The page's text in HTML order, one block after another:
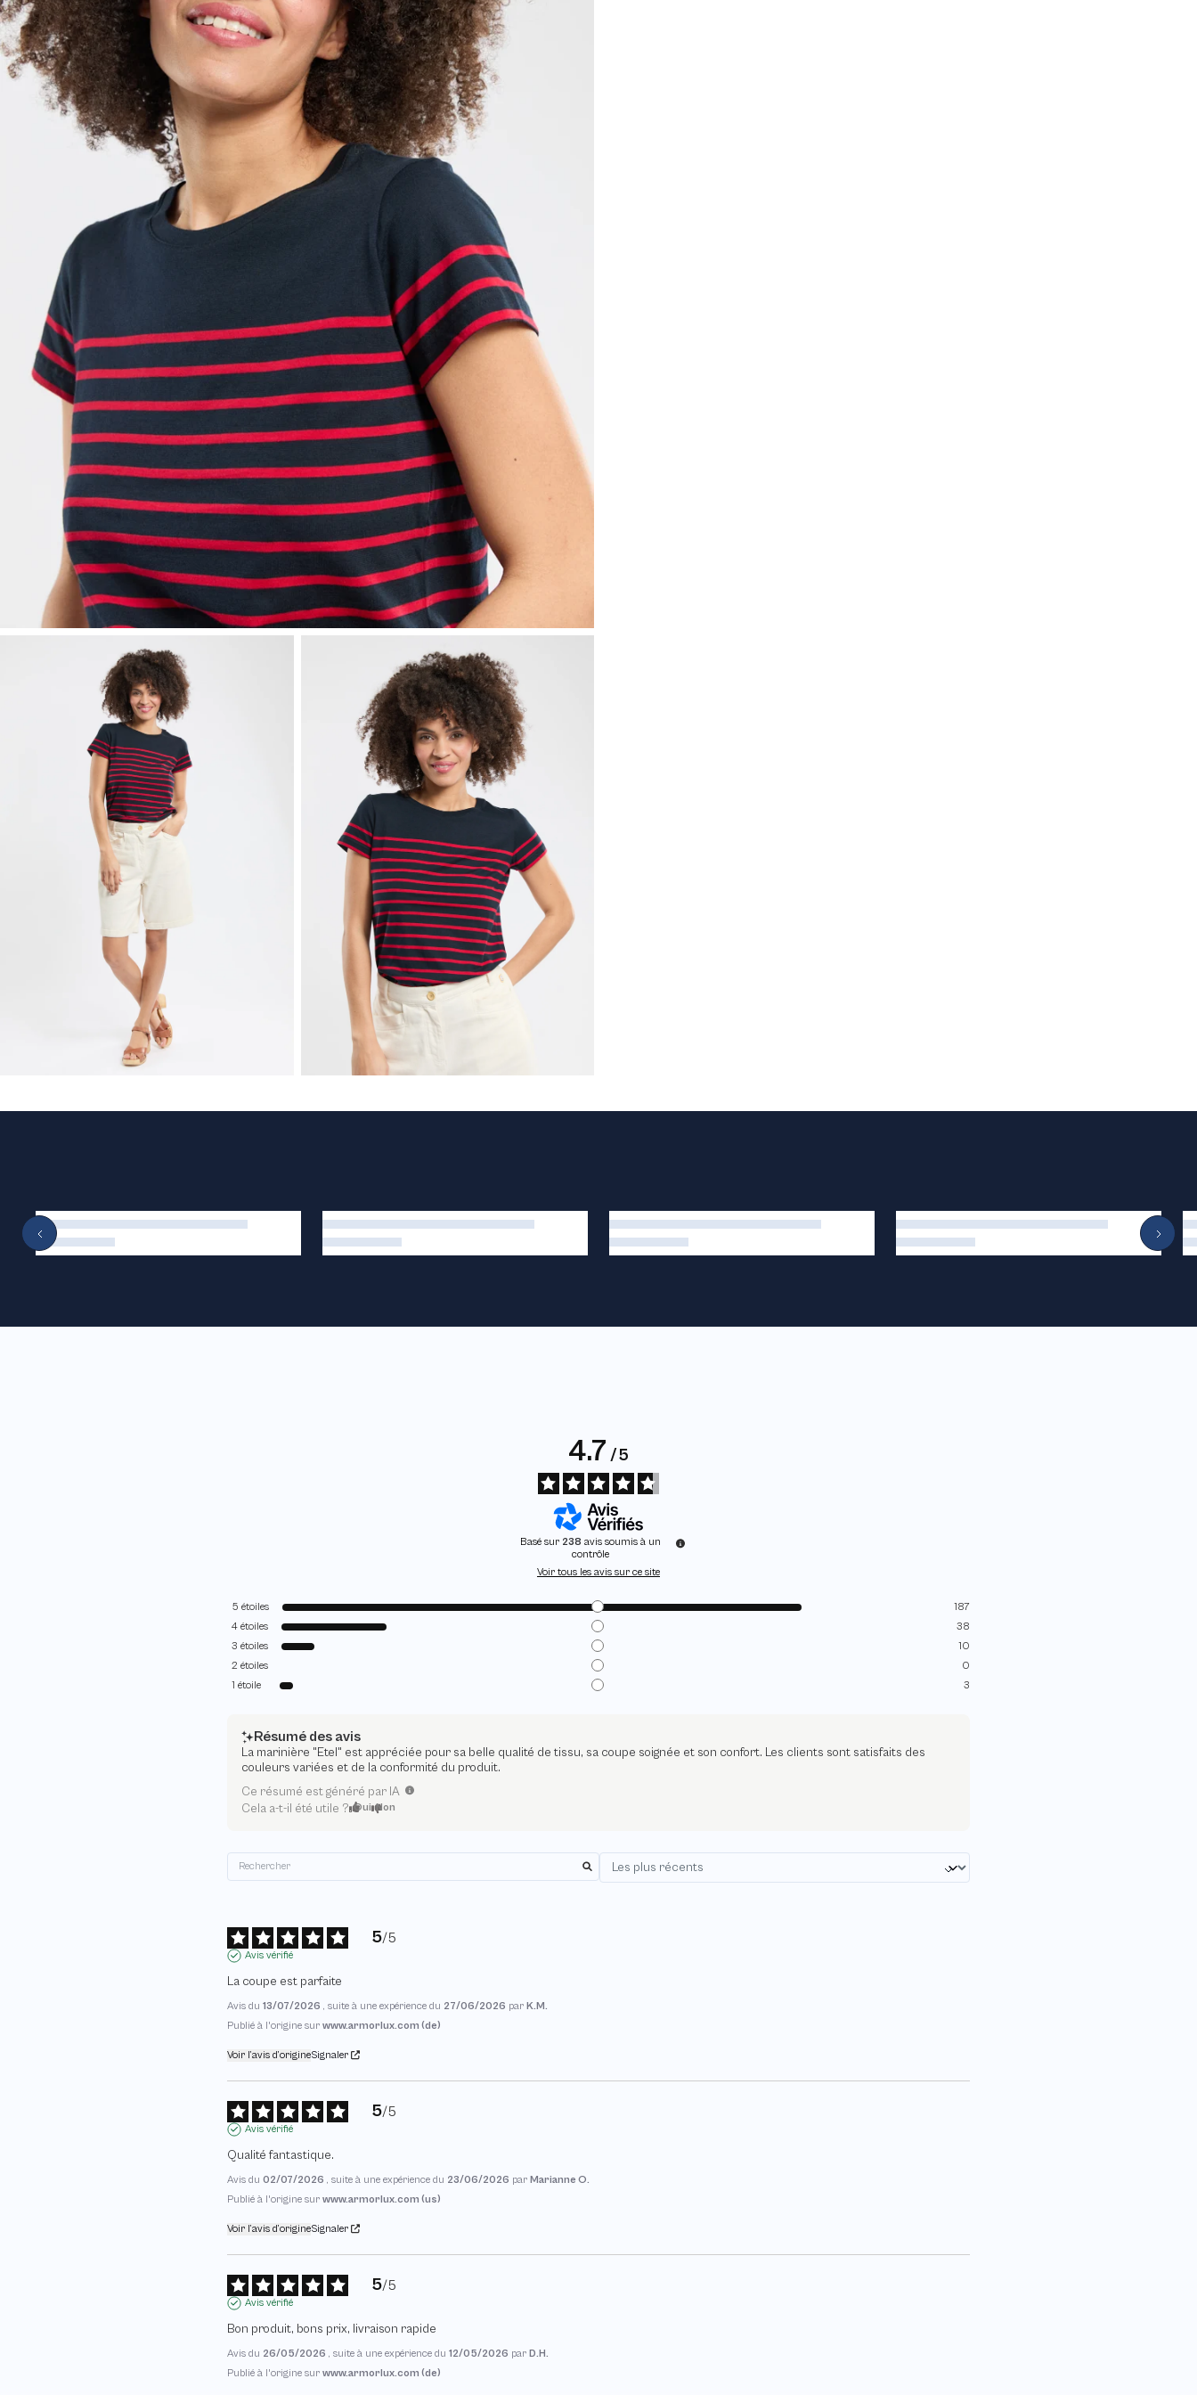
4.7/5
Basé sur 238 avis soumis à un
contrôle
Voir tous les avis sur ce site
5étoiles
187
4étoiles
38
3étoiles
10
2étoiles
0
1étoile 3
Résumé des avis
La marinière "Etel" est appréciée pour sa belle qualité de tissu, sa coupe soignée et son confort. Les clients sont satisfaits des
couleurs variées et de la conformité du produit.
Ce résumé est généré par IA
Cela a-t-il été utile ? Oui Non
5/5
Avis vérifié
La coupe est parfaite
Avis du13/07/2026 , suite à une expérience du 27/06/2026 parK.M.
Publié à l'origine surwww.armorlux.com (de)
Voir l’avis d’origineSignaler
5/5
Avis vérifié
Qualité fantastique.
Avis du02/07/2026 , suite à une expérience du 23/06/2026 parMarianne O.
Publié à l'origine surwww.armorlux.com (us)
Voir l’avis d’origineSignaler
5/5
Avis vérifié
Bon produit, bons prix, livraison rapide
Avis du 26/05/2026 , suite à une expérience du12/05/2026 parD.H.
Publié à l'origine surwww.armorlux.com (de)